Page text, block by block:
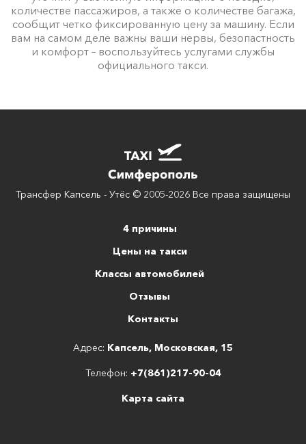
количестве пассажиров, а также о количестве багажа,
сообщит четко фиксированную цену за машину. Если
вам на самом деле важны ваши нервы, безопастность
и комфорт – воспользуйтесь услугами службы
официального такси.
Трансфер Капсель - Утёс © 2005-2026 Все права защищены
4 причины
Цены на такси
Классы автомобилей
Отзывы
Контакты
Адрес: Капсель, Московская, 15
Телефон: +7(861)217-90-04
Карта сайта